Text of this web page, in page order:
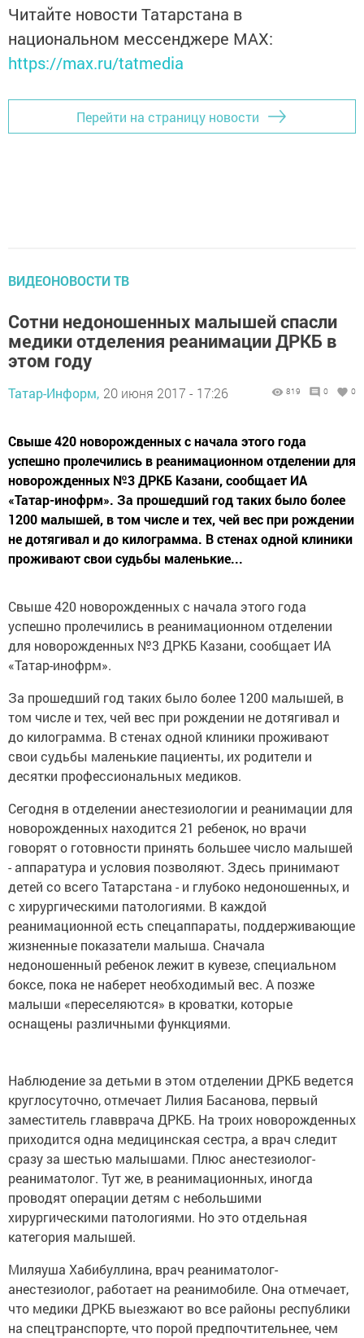
Читайте новости Татарстана в
национальном мессенджере MАХ:
https://max.ru/tatmedia
Перейти на страницу новости
ВИДЕОНОВОСТИ ТВ
Сотни недоношенных малышей спасли
медики отделения реанимации ДРКБ в
этом году
Татар-Информ, 20 июня 2017 - 17:26 819 0 0
Свыше 420 новорожденных с начала этого года
успешно пролечились в реанимационном отделении для
новорожденных №3 ДРКБ Казани, сообщает ИА
«Татар-инофрм». За прошедший год таких было более
1200 малышей, в том числе и тех, чей вес при рождении
не дотягивал и до килограмма. В стенах одной клиники
проживают свои судьбы маленькие...
Свыше 420 новорожденных с начала этого года
успешно пролечились в реанимационном отделении
для новорожденных №3 ДРКБ Казани, сообщает ИА
«Татар-инофрм».
За прошедший год таких было более 1200 малышей, в
том числе и тех, чей вес при рождении не дотягивал и
до килограмма. В стенах одной клиники проживают
свои судьбы маленькие пациенты, их родители и
десятки профессиональных медиков.
Сегодня в отделении анестезиологии и реанимации для
новорожденных находится 21 ребенок, но врачи
говорят о готовности принять большее число малышей
- аппаратура и условия позволяют. Здесь принимают
детей со всего Татарстана - и глубоко недоношенных, и
с хирургическими патологиями. В каждой
реанимационной есть спецаппараты, поддерживающие
жизненные показатели малыша. Сначала
недоношенный ребенок лежит в кувезе, специальном
боксе, пока не наберет необходимый вес. А позже
малыши «переселяются» в кроватки, которые
оснащены различными функциями.
Наблюдение за детьми в этом отделении ДРКБ ведется
круглосуточно, отмечает Лилия Басанова, первый
заместитель главврача ДРКБ. На троих новорожденных
приходится одна медицинская сестра, а врач следит
сразу за шестью малышами. Плюс анестезиолог-
реаниматолог. Тут же, в реанимационных, иногда
проводят операции детям с небольшими
хирургическими патологиями. Но это отдельная
категория малышей.
Миляуша Хабибуллина, врач реаниматолог-
анестезиолог, работает на реанимобиле. Она отмечает,
что медики ДРКБ выезжают во все районы республики
на спецтранспорте, что порой предпочтительнее, чем